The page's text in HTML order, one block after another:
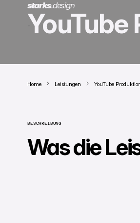
starks.design
YouTube
Home Leistungen YouTube
BESCHREIBUNG
Was die